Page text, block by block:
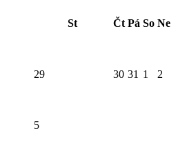
St Čt Pá So Ne
29 30 31 1 2
5